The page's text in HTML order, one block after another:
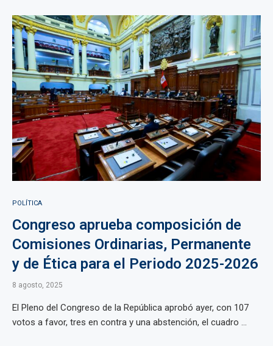
POLÍTICA
Congreso aprueba composición de
Comisiones Ordinarias, Permanente
y de Ética para el Periodo 2025-2026
8 agosto, 2025
El Pleno del Congreso de la República aprobó ayer, con 107
votos a favor, tres en contra y una abstención, el cuadro ...